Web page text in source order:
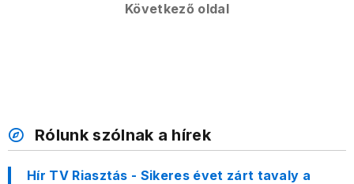
Következő oldal
Rólunk szólnak a hírek
Hír TV Riasztás - Sikeres évet zárt tavaly a